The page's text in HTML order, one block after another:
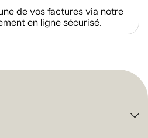
de vos factures via notre
en ligne sécurisé.